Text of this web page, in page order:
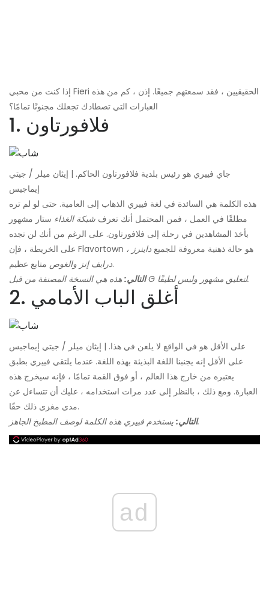
إذا كنت من محبي Fieri الحقيقيين ، فقد سمعتهم جميعًا. إذن ، كم من هذه
العبارات التي تصطادك تجعلك مجنونًا تمامًا؟
1. فلافورتاون
جاي فييري هو رئيس بلدية فلافورتاون الحاكم. | إيثان ميلر / جيتي
إيماجيس
هذه الكلمة هي السائدة في لغة فييري الذهاب إلى العامية. حتى لو لم تره
مطلقًا في العمل ، فمن المحتمل أنك تعرف شبكة الغذاء ستار مشهور
بأخذ المشاهدين في رحلة إلى فلافورتاون. على الرغم من أنك لن تجده
على الخريطة ، فإن Flavortown هو حالة ذهنية معروفة للجميع داينرز ،
درايف إنز والغوصمتابع عظيم.
التالي:
هذه هي النسخة المصنفة من قبل G لتعليق مشهور وليس لطيفًا.
2. أغلق الباب الأمامي
على الأقل هو في الواقع لا يلعن في هذا. | إيثان ميلر / جيتي إيماجيس
على الأقل إنه يجنبنا اللغة البذيئة بهذه اللغة. عندما يلتقي فييري بطبق
يعتبره من خارج هذا العالم ، أو فوق القمة تمامًا ، فإنه سيخرج هذه
العبارة. ومع ذلك ، بالنظر إلى عدد مرات استخدامه ، عليك أن تتساءل عن
مدى مغزى ذلك حقًا.
التالي:يستخدم فييري هذه الكلمة لوصف المطبخ الجاهز.
ad